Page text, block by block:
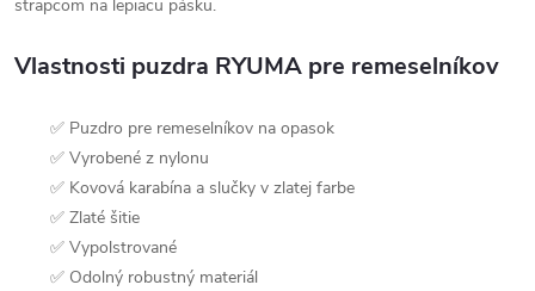
strapcom na lepiacu pásku.
Vlastnosti puzdra RYUMA pre remeselníkov
✅ Puzdro pre remeselníkov na opasok
✅ Vyrobené z nylonu
✅ Kovová karabína a slučky v zlatej farbe
✅ Zlaté šitie
✅ Vypolstrované
✅ Odolný robustný materiál